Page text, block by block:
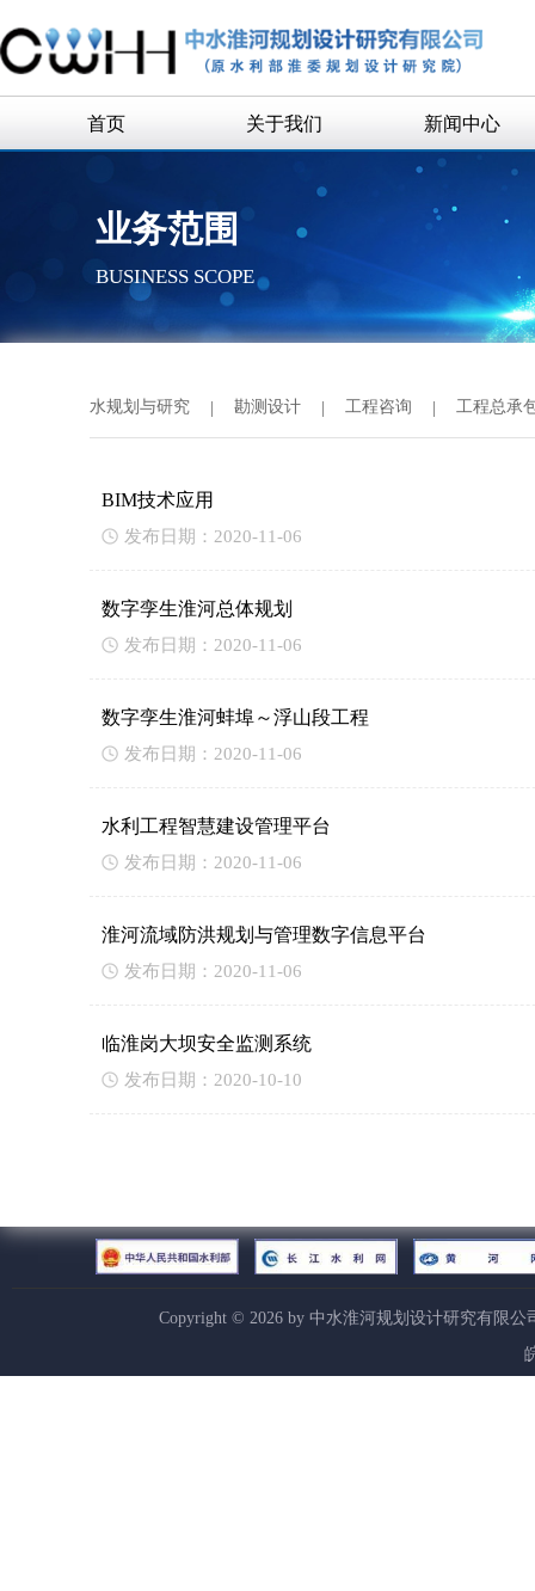
首页 关于我们
公司领导
组织机构
历史沿革
新闻中心
业务范围
BUSINESS SCOPE
水规划与研究 | 勘测设计 | 工程咨询 | 工程总承
BIM技术应用
发布日期：2020-11-06
数字孪生淮河总体规划
发布日期：2020-11-06
数字孪生淮河蚌埠～浮山段工程
发布日期：2020-11-06
水利工程智慧建设管理平台
发布日期：2020-11-06
淮河流域防洪规划与管理数字信息平台
发布日期：2020-11-06
临淮岗大坝安全监测系统
发布日期：2020-10-10
Copyright © 2026by 中水淮河规划设计研究有限公